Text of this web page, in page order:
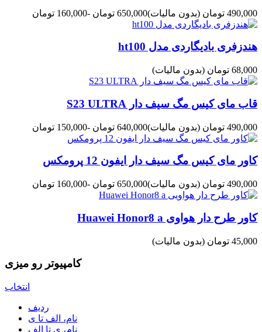
490,000 تومان (بدون مالیات)650,000 تومان -160,000 تومان
هندزفری بادیگاردی مدل ht100
68,000 تومان (بدون مالیات)
قاب مای کیس مگ سیف دار S23 ULTRA
490,000 تومان (بدون مالیات)640,000 تومان -150,000 تومان
کاور مای کیس مگ سیف دار ایفون 12 پرومکس
490,000 تومان (بدون مالیات)650,000 تومان -160,000 تومان
کاور طرح دار هواوی Huawei Honor8 a
45,000 تومان (بدون مالیات)
کامپیوتر رو میزی
انتخاب
ردیف
نام، الف تا ی
نام، ی تا الف